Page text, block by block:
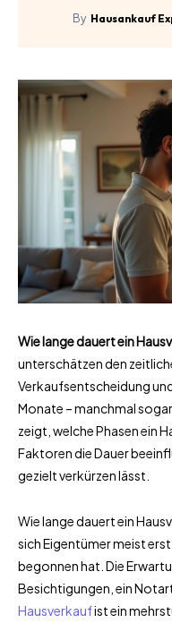
By Hausankauf
Wie lange dauert ein
unterschätzen den
Verkaufsentscheidung
Monate – manchmal
zeigt, welche Phasen ein
Faktoren die Dauer
gezielt verkürzen lässt.
Wie lange dauert ein
sich Eigentümer meist
begonnen hat. Die
Besichtigungen, ein
Hausverkaufist ein